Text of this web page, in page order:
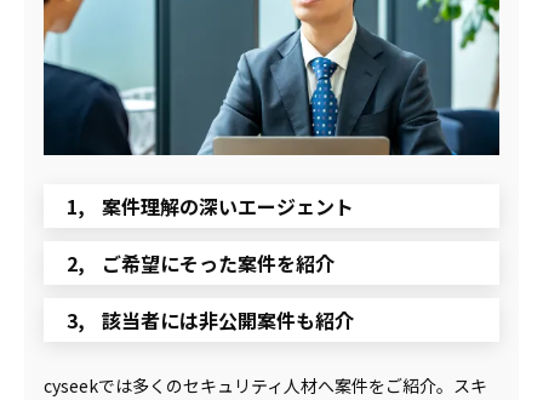
案件理解の深いエージェント
ご希望にそった案件を紹介
該当者には非公開案件も紹介
cyseekでは多くのセキュリティ人材へ案件をご紹介。スキ